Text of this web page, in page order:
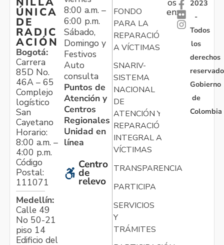
ÚNICA
DE
RADIC
ACIÓN
Bogotá:
Carrera
85D No.
46A – 65
Complejo
logístico
San
Cayetano
Horario:
8:00 a.m. –
4:00 p.m.
Código
Postal:
111071
Medellín:
Calle 49
No 50-21
piso 14
Edificio del
8:00 a.m. –
6:00 p.m.
Sábado,
Domingo y
Festivos
Auto
consulta
Puntos de
Atención y
Centros
Regionales
Unidad en
línea
Centro
de
relevo
FONDO
PARA LA
REPARACIÓN
A VÍCTIMAS
SNARIV-
SISTEMA
NACIONAL
DE
ATENCIÓN Y
REPARACIÓN
INTEGRAL A
VÍCTIMAS
TRANSPARENCIA
PARTICIPA
SERVICIOS
Y
TRÁMITES
en:
2023
-
Todos
los
derechos
Gobierno
de
Colombia